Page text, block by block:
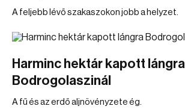
A feljebb lévő szakaszokon jobb a helyzet.
Harminc hektár kapott lángra
Bodrogolaszinál
A fű és az erdő aljnövényzete ég.